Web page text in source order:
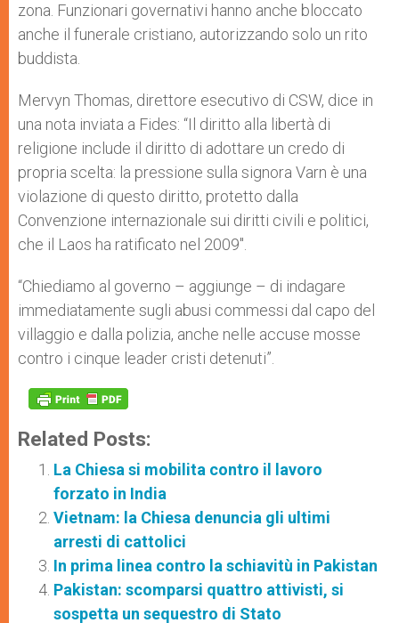
zona. Funzionari governativi hanno anche bloccato
anche il funerale cristiano, autorizzando solo un rito
buddista.
Mervyn Thomas, direttore esecutivo di CSW, dice in
una nota inviata a Fides: “Il diritto alla libertà di
religione include il diritto di adottare un credo di
propria scelta: la pressione sulla signora Varn è una
violazione di questo diritto, protetto dalla
Convenzione internazionale sui diritti civili e politici,
che il Laos ha ratificato nel 2009″.
“Chiediamo al governo – aggiunge – di indagare
immediatamente sugli abusi commessi dal capo del
villaggio e dalla polizia, anche nelle accuse mosse
contro i cinque leader cristi detenuti”.
Related Posts:
La Chiesa si mobilita contro il lavoro
forzato in India
Vietnam: la Chiesa denuncia gli ultimi
arresti di cattolici
In prima linea contro la schiavitù in Pakistan
Pakistan: scomparsi quattro attivisti, si
sospetta un sequestro di Stato